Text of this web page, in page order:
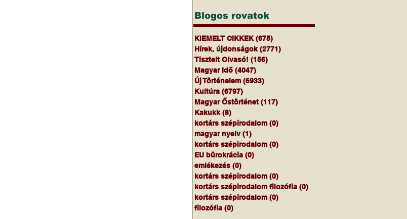
Blogos rovatok
KIEMELT CIKKEK (675)
Hírek, újdonságok (2771)
Tisztelt Olvasó! (156)
Magyar Idő (4047)
Új Történelem (6933)
Kultúra (6797)
Magyar Őstörténet (117)
Kakukk (8)
kortárs szépirodalom (0)
magyar nyelv (1)
kortárs szépirodalom (0)
EU bürokrácia (0)
emlékezés (0)
kortárs szépirodalom (0)
kortárs szépirodalom filozófia (0)
kortárs szépirodalom (0)
filozófia (0)